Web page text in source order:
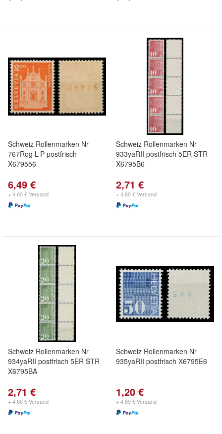
Schweiz Rollenmarken Nr
767Rog L-P postfrisch
X679556
6,49 €
+ 4,60 € Versand
Schweiz Rollenmarken Nr
933yaRII postfrisch 5ER STR
X6795B6
2,71 €
+ 4,60 € Versand
Schweiz Rollenmarken Nr
934yaRII postfrisch 5ER STR
X6795BA
2,71 €
+ 4,60 € Versand
Schweiz Rollenmarken Nr
935yaRII postfrisch X6795E6
1,20 €
+ 4,60 € Versand